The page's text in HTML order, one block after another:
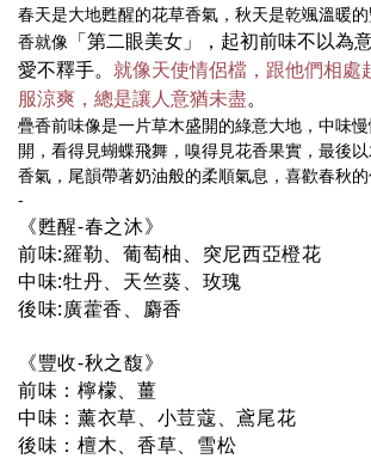
春天是大地甦醒的花草香氣，秋天是乾颯溫暖
香就像 「第二眼美女」，起初前味不以為
愛不釋手。 就像天使情侶檔，跟他們相處
服涼爽，總是讓人意猶未盡。
疊香前味像是一片草木盛開的綠意大地，中味
開，看得見蝴蝶飛舞，嗅得見花香果實，最後
香氣，尾韻帶著奶油般的柔順氣息，喜歡春秋的
-
《甦醒-春之沐》
前味:羅勒、葡萄柚、突尼西亞橙花
中味:牡丹、天竺葵、玫瑰
後味:廣藿香、麝香
《豐收-秋之馥》
前味：檸檬、薑
中味：薰衣草、小荳蔻、鳶尾花
後味：檀木、香草、雪松